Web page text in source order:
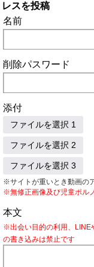
レスを投稿
名前
削除パスワード
添付
ファイルを選択 1
ファイルを選択 2
ファイルを選択 3
※サイトが重いとき動画の
※無修正画像及び児童ポル
本文
※出会い目的の利用、LINE
の書き込みは禁止です